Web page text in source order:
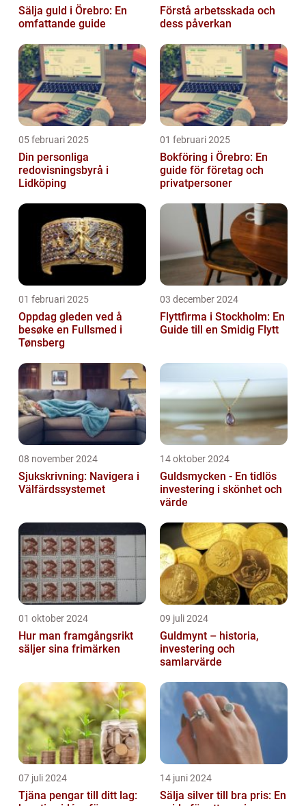
Sälja guld i Örebro: En
omfattande guide
Förstå arbetsskada och
dess påverkan
05 februari 2025
Din personliga
redovisningsbyrå i
Lidköping
01 februari 2025
Bokföring i Örebro: En
guide för företag och
privatpersoner
01 februari 2025
Oppdag gleden ved å
besøke en Fullsmed i
Tønsberg
03 december 2024
Flyttfirma i Stockholm: En
Guide till en Smidig Flytt
08 november 2024
Sjukskrivning: Navigera i
Välfärdssystemet
14 oktober 2024
Guldsmycken - En tidlös
investering i skönhet och
värde
01 oktober 2024
Hur man framgångsrikt
säljer sina frimärken
09 juli 2024
Guldmynt – historia,
investering och
samlarvärde
07 juli 2024
Tjäna pengar till ditt lag:
14 juni 2024
Sälja silver till bra pris: En